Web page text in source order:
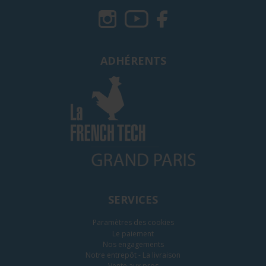
ADHÉRENTS
SERVICES
Paramètres des cookies
Le paiement
Nos engagements
Notre entrepôt - La livraison